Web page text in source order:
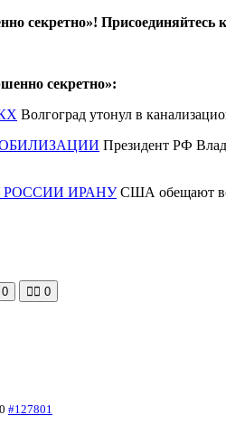
секретно»! Присоединяйтесь
секретно»:
Волгоград утонул в
Президент РФ
ИРАНУСША обещают
0 🧘‍♀️ 0
#127801